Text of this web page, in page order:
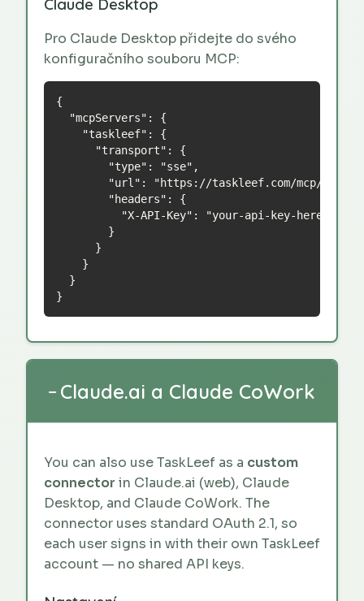
Pro Claude Desktop přidejte do svého
konfiguračního souboru MCP:
{
  "mcpServers": {
    "taskleef": {
      "transport": {
        "type": "sse",
        "url": "https://taskleef.com/mcp/sse",
        "headers": {
          "X-API-Key": "your-api-key-here"
        }
      }
    }
  }
}
− Claude.ai a Claude CoWork
You can also use TaskLeef as a custom
connector in Claude.ai (web), Claude
Desktop, and Claude CoWork. The
connector uses standard OAuth 2.1, so
each user signs in with their own TaskLeef
account — no shared API keys.